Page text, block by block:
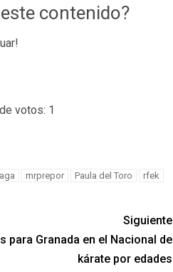
contenido?
votos: 1
mrprepor Paula del Toro
rfek
Siguiente
para Granada en el Nacional de
kárate por edades